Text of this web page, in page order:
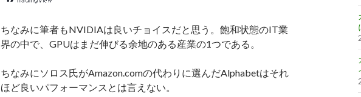
ちなみに筆者もNVIDIAは良いチョイスだと思う。飽和状態のIT業
界の中で、GPUはまだ伸びる余地のある産業の1つである。
ちなみにソロス氏がAmazon.comの代わりに選んだAlphabetはそれ
ほど良いパフォーマンスとは言えない。